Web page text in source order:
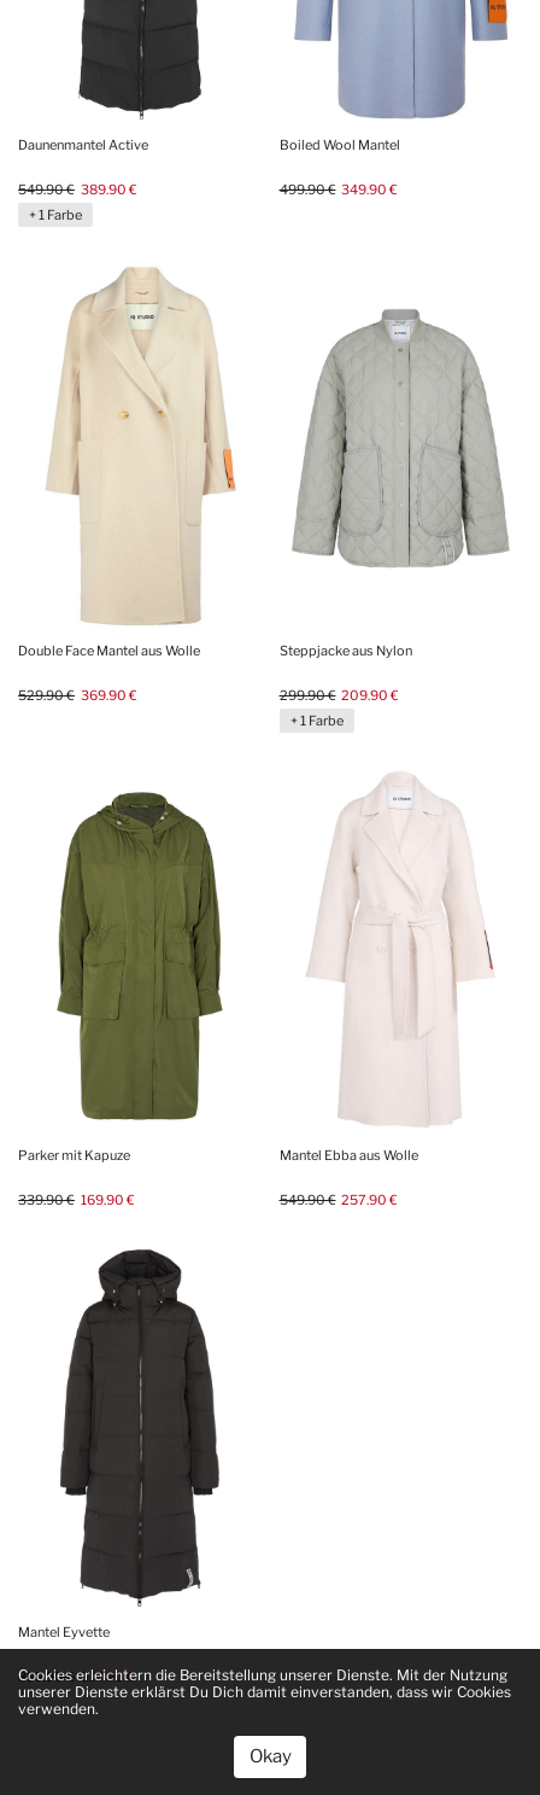
Cookies erleichtern die Bereitstellung unserer Dienste. Mit der Nutzung
unserer Dienste erklärst Du Dich damit einverstanden, dass wir Cookies
verwenden.
Okay
Daunenmantel Active
549.90 € 389.90 €
+ 1 Farbe
Boiled Wool Mantel
499.90 € 349.90 €
Double Face Mantel aus Wolle
529.90 € 369.90 €
Steppjacke aus Nylon
299.90 € 209.90 €
+ 1 Farbe
Parker mit Kapuze
339.90 € 169.90 €
Mantel Ebba aus Wolle
549.90 € 257.90 €
Mantel Eyvette
399.90 € 319.90 €